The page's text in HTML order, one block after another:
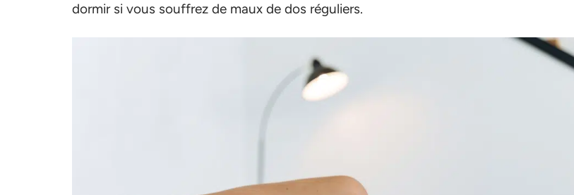
dormir si vous souffrez de maux de dos réguliers.